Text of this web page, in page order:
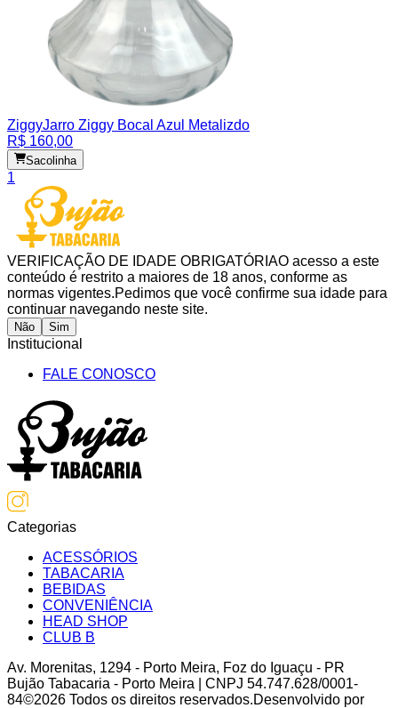
ZiggyJarro Ziggy Bocal Azul Metalizdo
R$ 160,00
Sacolinha
1
VERIFICAÇÃO DE IDADE OBRIGATÓRIAO acesso a este
conteúdo é restrito a maiores de 18 anos, conforme as
normas vigentes.Pedimos que você confirme sua idade para
continuar navegando neste site.
Não Sim
Institucional
FALE CONOSCO
Categorias
ACESSÓRIOS
TABACARIA
BEBIDAS
CONVENIÊNCIA
HEAD SHOP
CLUB B
Av. Morenitas, 1294 - Porto Meira, Foz do Iguaçu - PR
Bujão Tabacaria - Porto Meira | CNPJ 54.747.628/0001-
84©2026 Todos os direitos reservados.Desenvolvido por